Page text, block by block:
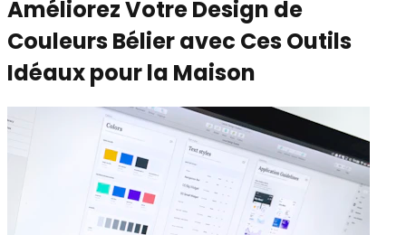
Améliorez Votre Design de
Couleurs Bélier avec Ces Outils
Idéaux pour la Maison